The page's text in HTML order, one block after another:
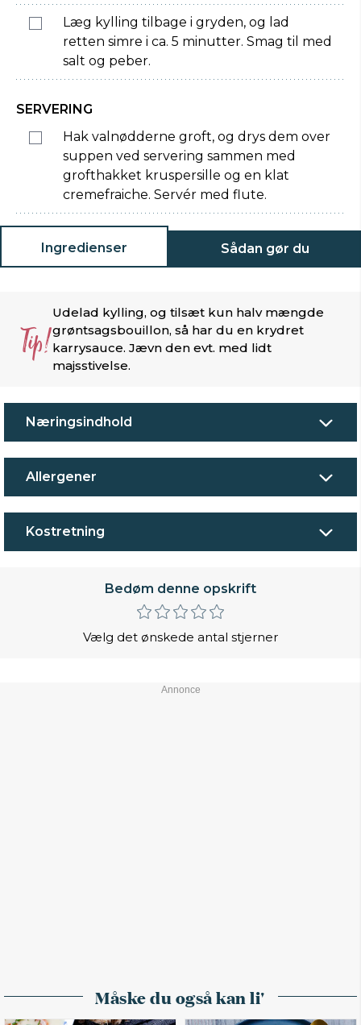
Læg kylling tilbage i gryden, og lad
retten simre i ca. 5 minutter. Smag til med
salt og peber.
SERVERING
Hak valnødderne groft, og drys dem over
suppen ved servering sammen med
grofthakket kruspersille og en klat
cremefraiche. Servér med flute.
Ingredienser Sådan gør du
Tip!
Udelad kylling, og tilsæt kun halv mængde
grøntsagsbouillon, så har du en krydret
karrysauce. Jævn den evt. med lidt
majsstivelse.
Næringsindhold
Allergener
Kostretning
Bedøm denne opskrift
Vælg det ønskede antal stjerner
Måske du også kan li'